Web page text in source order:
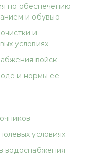
по обеспечению
и обувью
и
условиях
войск
и нормы ее
условиях
водоснабжения